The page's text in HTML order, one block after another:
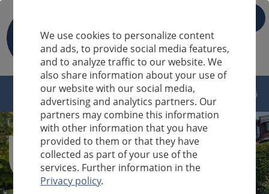
We use cookies to personalize content
and ads, to provide social media features,
and to analyze traffic to our website. We
also share information about your use of
our website with our social media,
advertising and analytics partners. Our
partners may combine this information
with other information that you have
provided to them or that they have
collected as part of your use of the
services. Further information in the
Privacy policy.